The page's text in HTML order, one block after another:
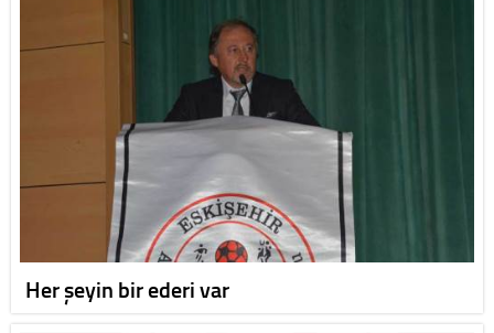
Her şeyin bir ederi var